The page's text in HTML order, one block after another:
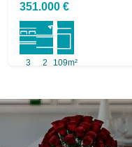
351.000 €
3 2 109m²